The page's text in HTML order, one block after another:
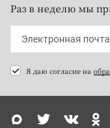
Раз в неделю мы
Я даю согласие на